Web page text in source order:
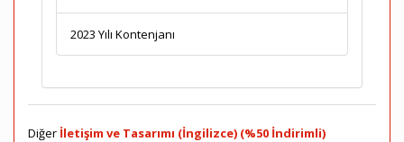
2023 Yılı Kontenjanı
Diğer İletişim ve Tasarımı (İngilizce) (%50 İndirimli)